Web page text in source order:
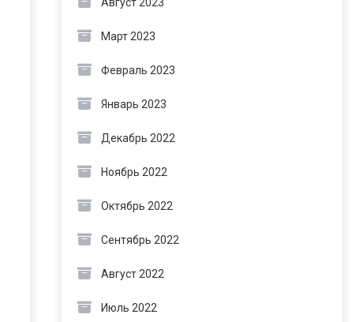
Март 2023
Февраль 2023
Январь 2023
Декабрь 2022
Ноябрь 2022
Октябрь 2022
Сентябрь 2022
Август 2022
Июль 2022